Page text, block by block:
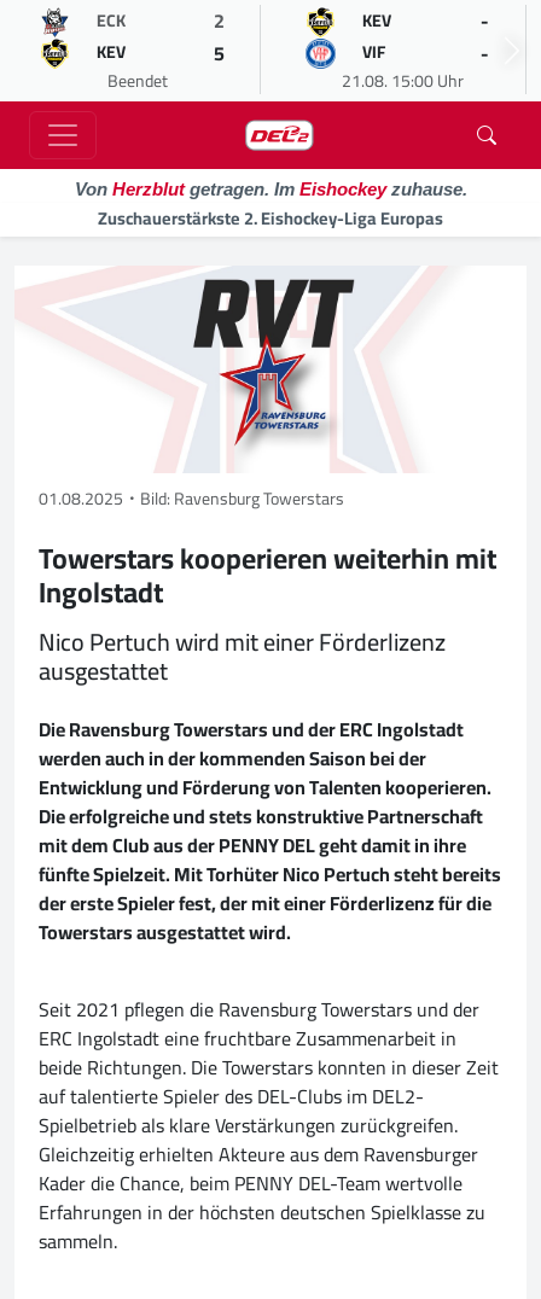
ECK 2
KEV 5
Beendet
KEV -
VIF -
21.08. 15:00 Uhr
Von Herzblutgetragen. Im Eishockeyzuhause.
Zuschauerstärkste 2. Eishockey-Liga Europas
01.08.2025 Bild: Ravensburg Towerstars
Towerstars kooperieren weiterhin mit
Ingolstadt
Nico Pertuch wird mit einer Förderlizenz
ausgestattet
Die Ravensburg Towerstars und der ERC Ingolstadt
werden auch in der kommenden Saison bei der
Entwicklung und Förderung von Talenten kooperieren.
Die erfolgreiche und stets konstruktive Partnerschaft
mit dem Club aus der PENNY DEL geht damit in ihre
fünfte Spielzeit. Mit Torhüter Nico Pertuch steht bereits
der erste Spieler fest, der mit einer Förderlizenz für die
Towerstars ausgestattet wird.
Seit 2021 pflegen die Ravensburg Towerstars und der
ERC Ingolstadt eine fruchtbare Zusammenarbeit in
beide Richtungen. Die Towerstars konnten in dieser Zeit
auf talentierte Spieler des DEL-Clubs im DEL2-
Spielbetrieb als klare Verstärkungen zurückgreifen.
Gleichzeitig erhielten Akteure aus dem Ravensburger
Kader die Chance, beim PENNY DEL-Team wertvolle
Erfahrungen in der höchsten deutschen Spielklasse zu
sammeln.